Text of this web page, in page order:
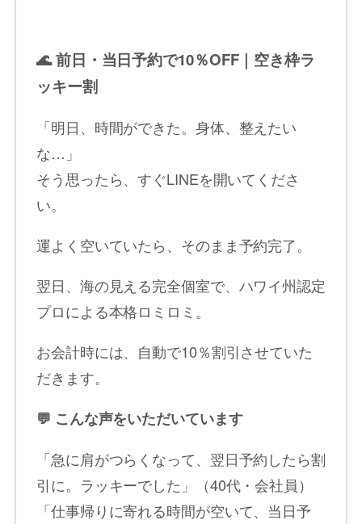
🌊前日・当日予約で10％OFF｜空き枠ラ
ッキー割
「明日、時間ができた。身体、整えたい
な…」
そう思ったら、すぐLINEを開いてくださ
い。
運よく空いていたら、そのまま予約完了。
翌日、海の見える完全個室で、ハワイ州認定
プロによる本格ロミロミ。
お会計時には、自動で10％割引させていた
だきます。
💬 こんな声をいただいています
「急に肩がつらくなって、翌日予約したら割
引に。ラッキーでした」（40代・会社員）
「仕事帰りに寄れる時間が空いて、当日予